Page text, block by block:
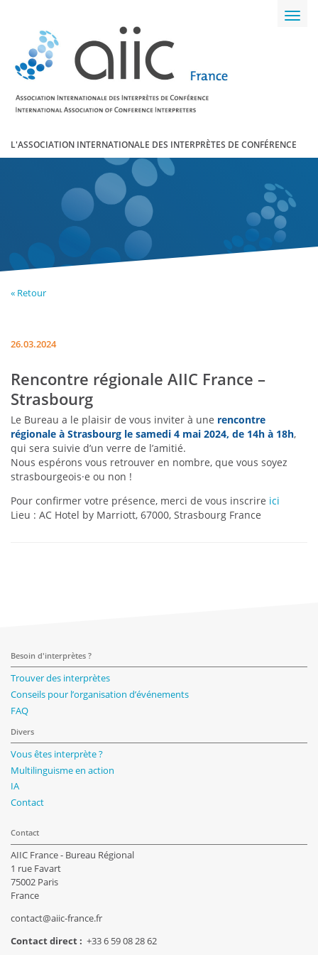
L'ASSOCIATION INTERNATIONALE DES INTERPRÈTES DE CONFÉRENCE
« Retour
26.03.2024
Rencontre régionale AIIC France –
Strasbourg
Le Bureau a le plaisir de vous inviter à une rencontre
régionale à Strasbourg le samedi 4 mai 2024, de 14h à 18h,
qui sera suivie d’un verre de l’amitié.
Nous espérons vous retrouver en nombre, que vous soyez
strasbourgeois·e ou non !
Pour confirmer votre présence, merci de vous inscrire ici
Lieu : AC Hotel by Marriott, 67000, Strasbourg France
Besoin d'interprètes ?
Trouver des interprètes
Conseils pour l’organisation d’événements
FAQ
Divers
Vous êtes interprète ?
Multilinguisme en action
IA
Contact
Contact
AIIC France - Bureau Régional
1 rue Favart
75002 Paris
France
contact@aiic-france.fr
Contact direct : +33 6 59 08 28 62